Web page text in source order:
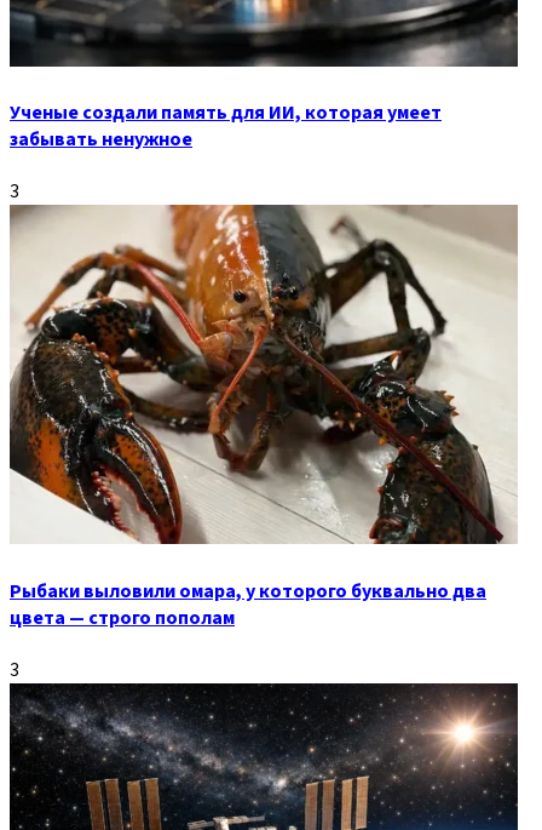
Ученые создали память для ИИ, которая умеет
забывать ненужное
3
Рыбаки выловили омара, у которого буквально два
цвета — строго пополам
3